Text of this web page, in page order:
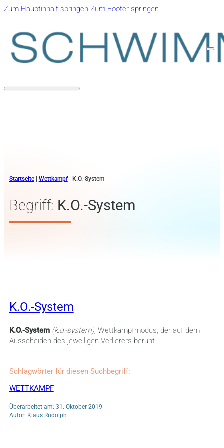
Zum Hauptinhalt springen Zum Footer springen
Startseite| Wettkampf| K.O.-System
Begriff: K.O.-System
K.O.-System
K.O.-System (k.o.-system), Wettkampfmodus, der auf dem
Ausscheiden des jeweiligen Verlierers beruht.
Schlagwörter für diesen Suchbegriff:
WETTKAMPF
Überarbeitet am: 31. Oktober 2019
Autor: Klaus Rudolph